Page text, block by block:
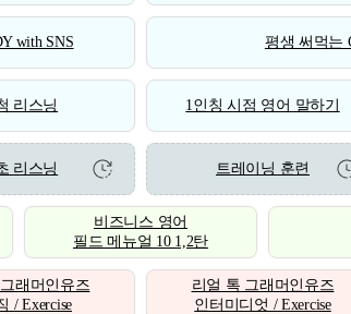
with SNS 평생 써먹는
리스닝 1인칭 시점 영어 말하기
리스닝 트레이닝 훈련
비즈니스 영어
필드 메뉴얼 10 1,2탄
래머인유즈
/ Exercise
리얼 톡 그래머인유즈
인터미디엇 / Exercise